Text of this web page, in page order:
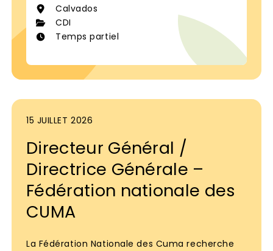
Calvados
CDI
Temps partiel
15 JUILLET 2026
Directeur Général /
Directrice Générale –
Fédération nationale des
CUMA
La Fédération Nationale des Cuma recherche